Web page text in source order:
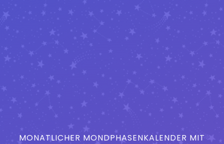
MONATLICHER MONDPHASENKALENDER MIT